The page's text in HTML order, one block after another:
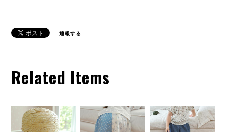
通報する
Related Items